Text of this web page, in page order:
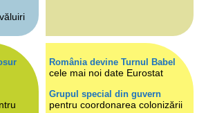
România devine Turnul Babel
cele mai noi date Eurostat
Grupul special din guvern
pentru coordonarea colonizării